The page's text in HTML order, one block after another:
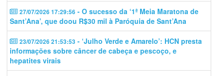
27/07/2026 17:29:56 - O sucesso da ‘1ª Meia Maratona de
Sant’Ana’, que doou R$30 mil à Paróquia de Sant’Ana
23/07/2026 21:53:53 - ‘Julho Verde e Amarelo’: HCN presta
informações sobre câncer de cabeça e pescoço, e
hepatites virais